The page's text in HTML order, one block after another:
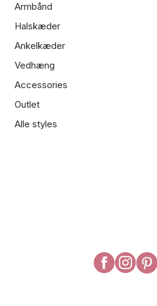
Armbånd
Halskæder
Ankelkæder
Vedhæng
Accessories
Outlet
Alle styles